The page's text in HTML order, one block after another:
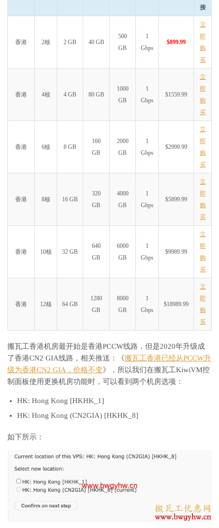
接
香港 2核 2 GB 40 GB
500
GB
1
Gbps
$899.99
立
即
购
买
香港 4核 4 GB 80 GB
1000
GB
1
Gbps
$1559.99
立
即
购
买
香港 6核 8 GB
160
GB
2000
GB
1
Gbps
$2999.99
立
即
购
买
香港 8核 16 GB
320
GB
4000
GB
1
Gbps
$5899.99
立
即
购
买
香港 10核 32 GB
640
GB
6000
GB
1
Gbps
$9989.99
立
即
购
买
香港 12核 64 GB
1280
GB
8000
GB
1
Gbps
$18989.99
立
即
购
买
搬瓦工香港机房最开始是香港PCCW线路，但是2020年升级成
了香港CN2 GIA线路，相关推送：《搬瓦工香港已经从PCCW升
级为香港CN2 GIA，价格不变》，所以我们在搬瓦工KiwiVM控
制面板使用更换机房功能时，可以看到两个机房选项：
HK: Hong Kong [HKHK_1]
HK: Hong Kong (CN2GIA) [HKHK_8]
如下所示：